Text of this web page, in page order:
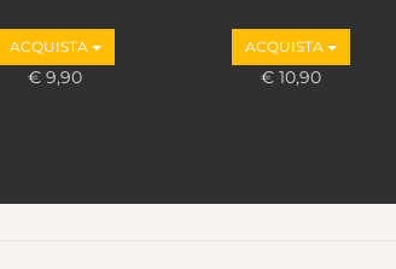
ACQUISTA
€ 9,90
ACQUISTA
€ 10,90